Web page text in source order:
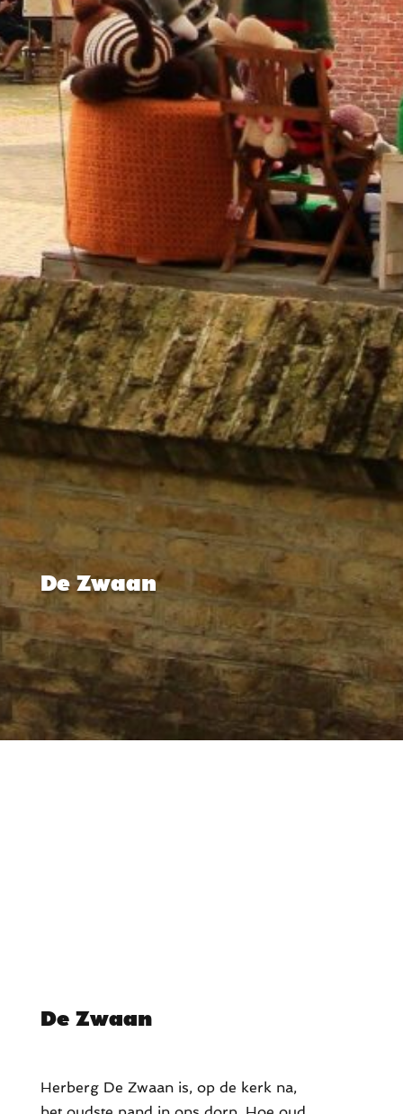
De Zwaan
De Zwaan
Herberg De Zwaan is, op de kerk na,